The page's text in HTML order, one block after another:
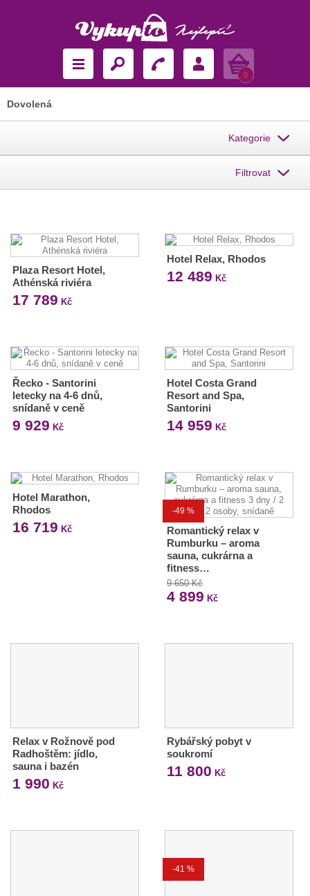
Košík
0
Dovolená
Kategorie
Filtrovat
Plaza Resort Hotel,
Athénská riviéra
17 789 Kč
Hotel Relax, Rhodos
12 489 Kč
Řecko - Santorini
letecky na 4-6 dnů,
snídaně v ceně
9 929 Kč
Hotel Costa Grand
Resort and Spa,
Santorini
14 959 Kč
Hotel Marathon,
Rhodos
16 719 Kč
-49 %
Romantický relax v
Rumburku – aroma
sauna, cukrárna a
fitness…
9 650 Kč
4 899 Kč
Relax v Rožnově pod
Radhoštěm: jídlo,
sauna i bazén
1 990 Kč
Rybářský pobyt v
soukromí
11 800 Kč
-41 %